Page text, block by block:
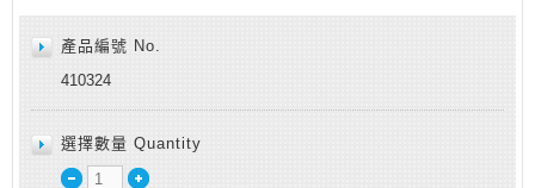
產品編號 No.
410324
選擇數量 Quantity